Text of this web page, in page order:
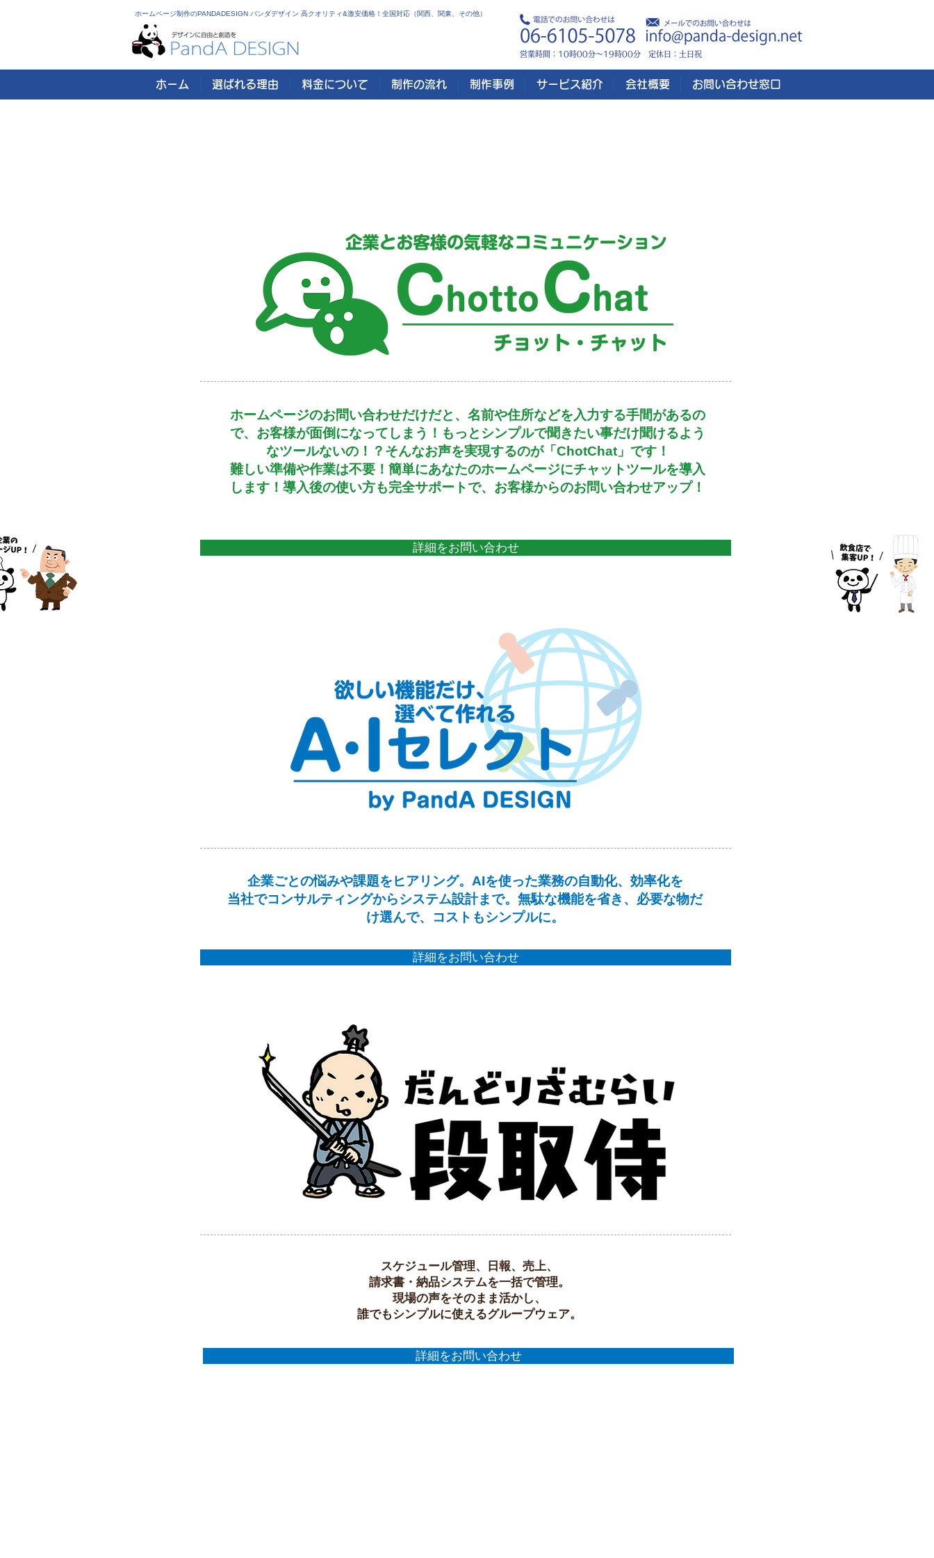
ホームページ制作のPANDADESIGN パンダデザイン 高クオリティ&激安価格！全国対応（関西、関東、その他）
営業時間：10時00分～19時00分 定休日：土日祝
ホーム 選ばれる理由 料金について 制作の流れ 制作事例 サービス紹介 会社概要 お問い合わせ窓口
​ホームページのお問い合わせだけだと、名前や住所などを入力する手間があるの
で、お客様が面倒になってしまう！もっとシンプルで聞きたい事だけ聞けるよう
なツールないの！？そんなお声を実現するのが「ChotChat」です！
難しい準備や作業は不要！簡単にあなたのホームページにチャットツールを導入
します！導入後の使い方も完全サポートで、お客様からのお問い合わせアップ！
詳細をお問い合わせ
企業ごとの悩みや課題をヒアリング。AIを使った業務の自動化、効率化を
当社でコンサルティングからシステム設計まで。無駄な機能を省き、必要な物だ
け選んで、コストもシンプルに。
詳細をお問い合わせ
スケジュール管理、日報、売上、
請求書・納品システムを一括で管理。
現場の声をそのまま活かし、
誰でもシンプルに使えるグループウェア。
詳細をお問い合わせ